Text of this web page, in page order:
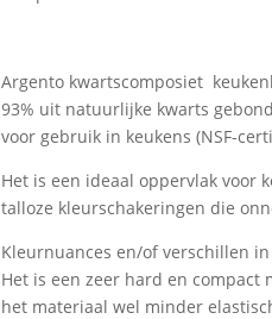
Argento kwartscomposiet
93% uit natuurlijke kwarts
voor gebruik in keukens (NSF-
Het is een ideaal oppervlak voor
talloze kleurschakeringen die
Kleurnuances en/of verschillen
Het is een zeer hard en compact
het materiaal wel minder